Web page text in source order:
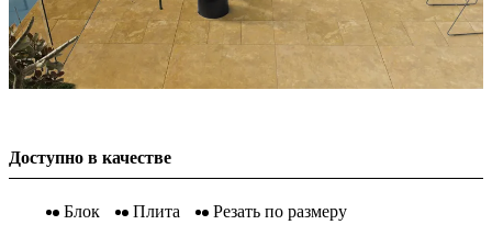
Доступно в качестве
Блок Плита Резать по размеру